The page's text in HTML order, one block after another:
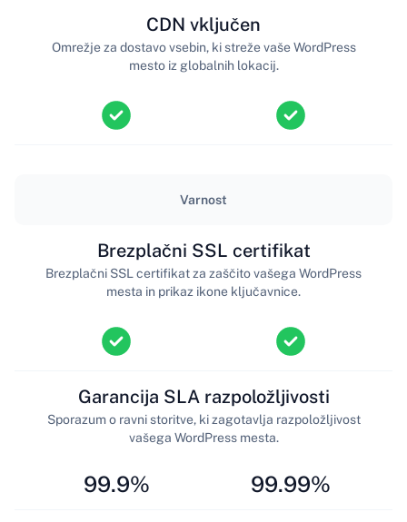
CDN vključen
Omrežje za dostavo vsebin, ki streže vaše WordPress
mesto iz globalnih lokacij.
Varnost
Brezplačni SSL certifikat
Brezplačni SSL certifikat za zaščito vašega WordPress
mesta in prikaz ikone ključavnice.
99.9%
Garancija SLA razpoložljivosti
Sporazum o ravni storitve, ki zagotavlja razpoložljivost
vašega WordPress mesta.
99.99%